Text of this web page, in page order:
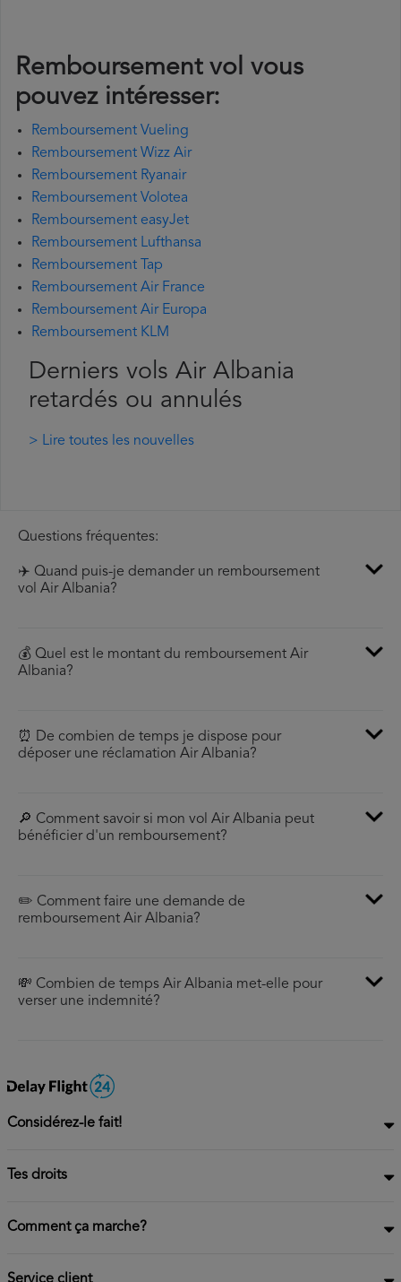
Remboursement vol vous
pouvez intéresser:
Remboursement Vueling
Remboursement Wizz Air
Remboursement Ryanair
Remboursement Volotea
Remboursement easyJet
Remboursement Lufthansa
Remboursement Tap
Remboursement Air France
Remboursement Air Europa
Remboursement KLM
Derniers vols Air Albania
retardés ou annulés
> Lire toutes les nouvelles
Questions fréquentes:
✈️ Quand puis-je demander un remboursement
vol Air Albania?
💰 Quel est le montant du remboursement Air
Albania?
⏰ De combien de temps je dispose pour
déposer une réclamation Air Albania?
🔎 Comment savoir si mon vol Air Albania peut
bénéficier d'un remboursement?
✏️ Comment faire une demande de
remboursement Air Albania?
💸 Combien de temps Air Albania met-elle pour
verser une indemnité?
Considérez-le fait!
Tes droits
Comment ça marche?